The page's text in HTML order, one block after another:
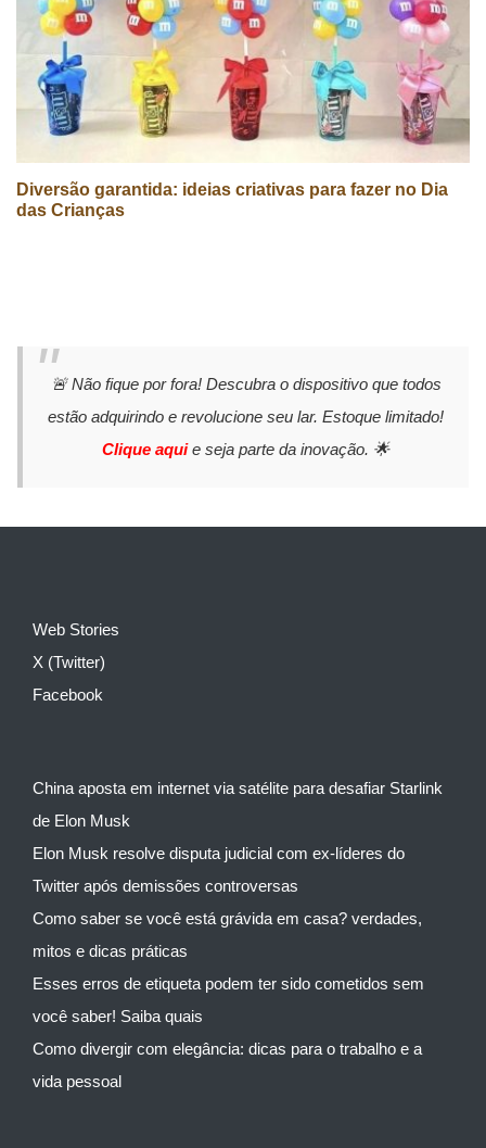
Diversão garantida: ideias criativas para fazer no Dia
das Crianças
🚨 Não fique por fora! Descubra o dispositivo que todos
estão adquirindo e revolucione seu lar. Estoque limitado!
Clique aquie seja parte da inovação. 🌟
Web Stories
X (Twitter)
Facebook
China aposta em internet via satélite para desafiar Starlink
de Elon Musk
Elon Musk resolve disputa judicial com ex-líderes do
Twitter após demissões controversas
Como saber se você está grávida em casa? verdades,
mitos e dicas práticas
Esses erros de etiqueta podem ter sido cometidos sem
você saber! Saiba quais
Como divergir com elegância: dicas para o trabalho e a
vida pessoal